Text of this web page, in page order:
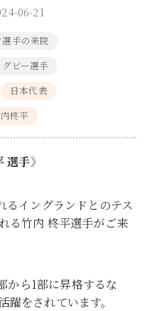
06-21
選手の来院
ビー選手
日本代表
柊平
選手》
イングランドとのテス
る竹内 柊平選手がご来
ら1部に昇格するな
躍をされています。